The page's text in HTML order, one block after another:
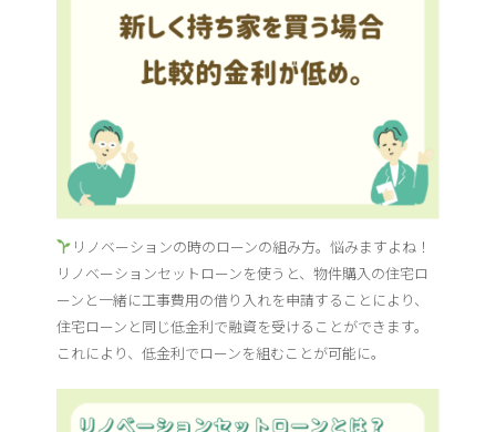
リノベーションの時のローンの組み方。悩みますよね！
リノベーションセットローンを使うと、物件購入の住宅ロ
ーンと一緒に工事費用の借り入れを申請することにより、
住宅ローンと同じ低金利で融資を受けることができます。
これにより、低金利でローンを組むことが可能に。